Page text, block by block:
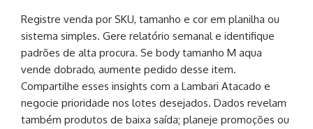
Registre venda por SKU, tamanho e cor em planilha ou
sistema simples. Gere relatório semanal e identifique
padrões de alta procura. Se body tamanho M aqua
vende dobrado, aumente pedido desse item.
Compartilhe esses insights com a Lambari Atacado e
negocie prioridade nos lotes desejados. Dados revelam
também produtos de baixa saída; planeje promoções ou